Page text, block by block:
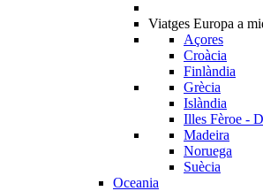
Viatges Europa a
Açores
Croàcia
Finlàndia
Grècia
Islàndia
Illes Fèroe -
Madeira
Noruega
Suècia
Oceania